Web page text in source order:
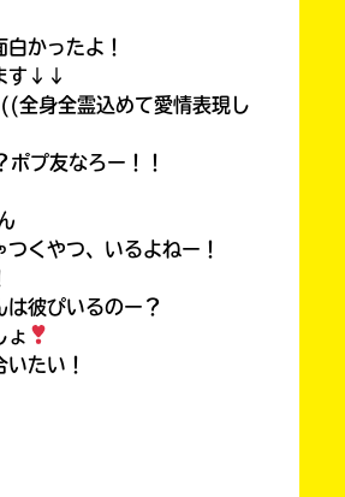
かったよ！
す↓↓
((全身全霊込めて愛情表現し
ポプ友なろー！！
くやつ、いるよねー！
彼ぴいるのー？
ょ
たい！